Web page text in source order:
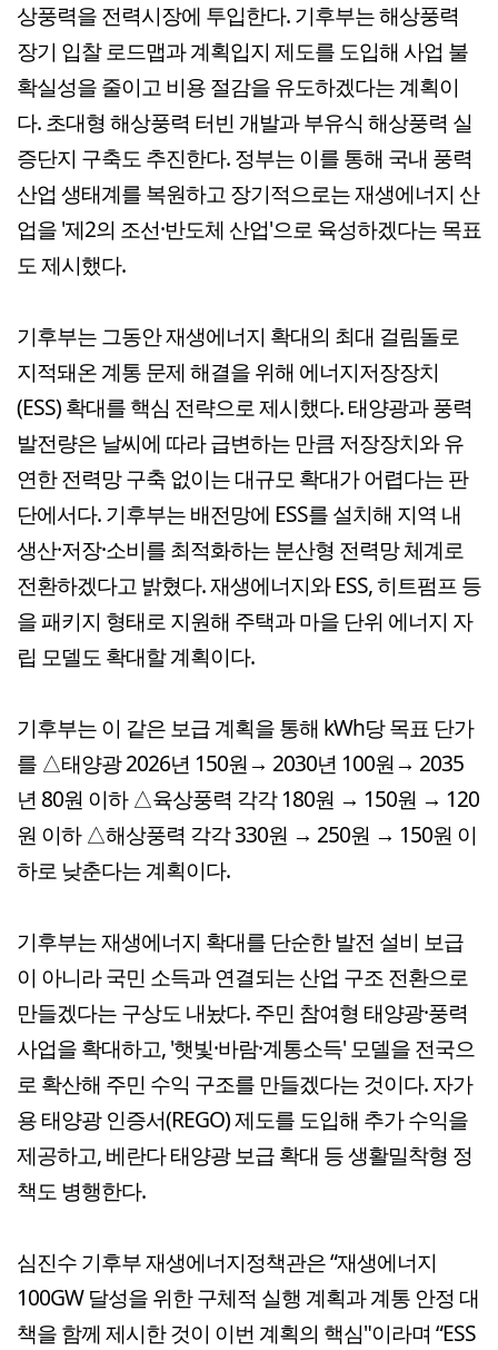
상풍력을 전력시장에 투입한다. 기후부는 해상풍력
장기 입찰 로드맵과 계획입지 제도를 도입해 사업 불
확실성을 줄이고 비용 절감을 유도하겠다는 계획이
다. 초대형 해상풍력 터빈 개발과 부유식 해상풍력 실
증단지 구축도 추진한다. 정부는 이를 통해 국내 풍력
산업 생태계를 복원하고 장기적으로는 재생에너지 산
업을 '제2의 조선·반도체 산업'으로 육성하겠다는 목표
도 제시했다.
기후부는 그동안 재생에너지 확대의 최대 걸림돌로
지적돼온 계통 문제 해결을 위해 에너지저장장치
(ESS) 확대를 핵심 전략으로 제시했다. 태양광과 풍력
발전량은 날씨에 따라 급변하는 만큼 저장장치와 유
연한 전력망 구축 없이는 대규모 확대가 어렵다는 판
단에서다. 기후부는 배전망에 ESS를 설치해 지역 내
생산·저장·소비를 최적화하는 분산형 전력망 체계로
전환하겠다고 밝혔다. 재생에너지와 ESS, 히트펌프 등
을 패키지 형태로 지원해 주택과 마을 단위 에너지 자
립 모델도 확대할 계획이다.
기후부는 이 같은 보급 계획을 통해 kWh당 목표 단가
를 △태양광 2026년 150원→ 2030년 100원→ 2035
년 80원 이하 △육상풍력 각각 180원 → 150원 → 120
원 이하 △해상풍력 각각 330원 → 250원 → 150원 이
하로 낮춘다는 계획이다.
기후부는 재생에너지 확대를 단순한 발전 설비 보급
이 아니라 국민 소득과 연결되는 산업 구조 전환으로
만들겠다는 구상도 내놨다. 주민 참여형 태양광·풍력
사업을 확대하고, '햇빛·바람·계통소득' 모델을 전국으
로 확산해 주민 수익 구조를 만들겠다는 것이다. 자가
용 태양광 인증서(REGO) 제도를 도입해 추가 수익을
제공하고, 베란다 태양광 보급 확대 등 생활밀착형 정
책도 병행한다.
심진수 기후부 재생에너지정책관은 “재생에너지
100GW 달성을 위한 구체적 실행 계획과 계통 안정 대
책을 함께 제시한 것이 이번 계획의 핵심"이라며 “ESS